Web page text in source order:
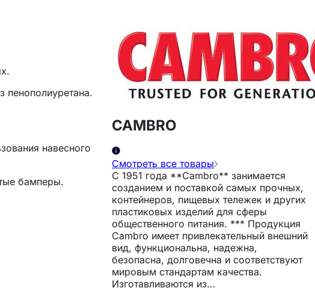
пенополиуретана.
навесного
бамперы.
CAMBRO
Смотреть все товары
С 1951 года **Cambro** занимается
созданием и поставкой самых прочных,
контейнеров, пищевых тележек и других
пластиковых изделий для сферы
общественного питания. *** Продукция
Cambro имеет привлекательный внешний
вид, функциональна, надежна,
безопасна, долговечна и соответствуют
мировым стандартам качества.
Изготавливаются из